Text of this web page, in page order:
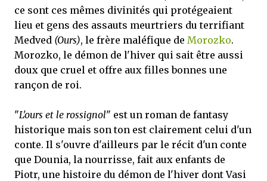
ce sont ces mêmes divinités qui protégeaient
lieu et gens des assauts meurtriers du terrifiant
Medved (Ours), le frère maléfique de Morozko.
Morozko, le démon de l'hiver qui sait être aussi
doux que cruel et offre aux filles bonnes une
rançon de roi.
"L'ours et le rossignol" est un roman de fantasy
historique mais son ton est clairement celui d'un
conte. Il s'ouvre d'ailleurs par le récit d'un conte
que Dounia, la nourrisse, fait aux enfants de
Piotr, une histoire du démon de l'hiver dont Vasi